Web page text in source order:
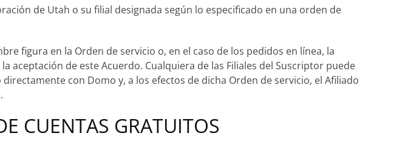
de Utah o su filial designada según lo especificado en una orden de
figura en la Orden de servicio o, en el caso de los pedidos en línea, la
de este Acuerdo. Cualquiera de las Filiales del Suscriptor puede
con Domo y, a los efectos de dicha Orden de servicio, el Afiliado
CUENTAS GRATUITOS